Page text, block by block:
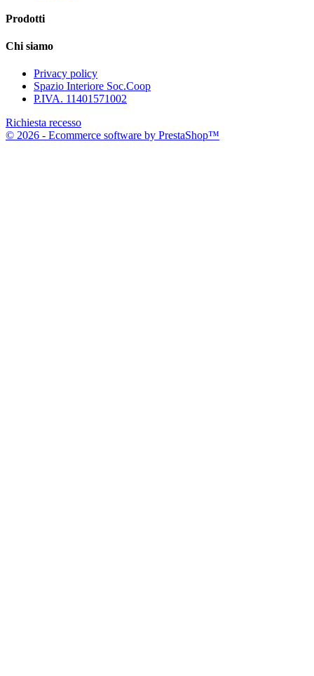
Prodotti
Chi siamo
Privacy policy
Spazio Interiore Soc.Coop
P.IVA. 11401571002
Richiesta recesso
© 2026 - Ecommerce software by PrestaShop™